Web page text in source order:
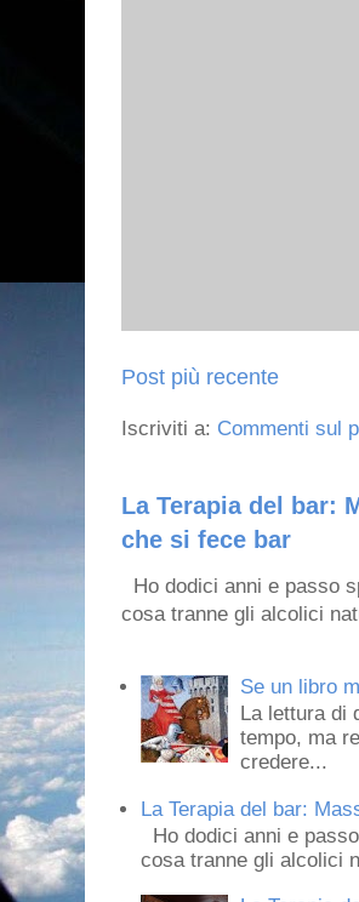
Post più recente
Iscriviti a: Commenti sul
La Terapia del bar:
che si fece bar
Ho dodici anni e passo
cosa tranne gli alcolici
Se un libro
La lettura di
tempo, ma
credere...
La Terapia del bar:
Ho dodici anni e
cosa tranne gli alcolici